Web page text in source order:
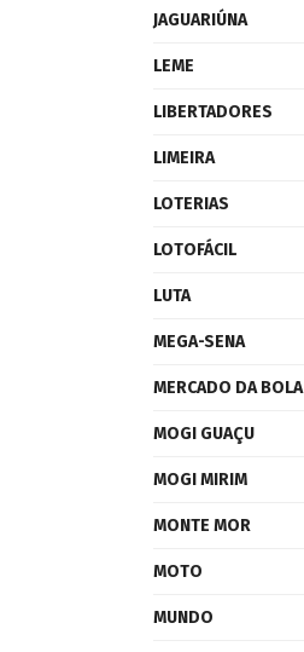
JAGUARIÚNA
LEME
LIBERTADORES
LIMEIRA
LOTERIAS
LOTOFÁCIL
LUTA
MEGA-SENA
MERCADO DA BOLA
MOGI GUAÇU
MOGI MIRIM
MONTE MOR
MOTO
MUNDO